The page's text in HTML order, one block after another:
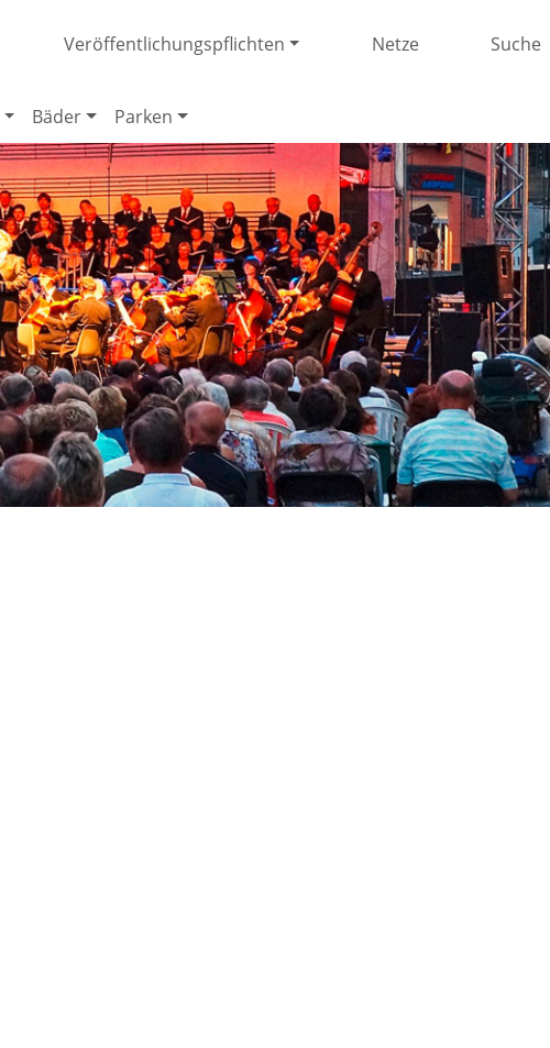
Veröffentlichungspflichten Netze Suche
Bäder Parken